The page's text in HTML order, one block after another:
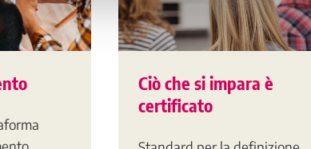
Ciò che si impara è
certificato